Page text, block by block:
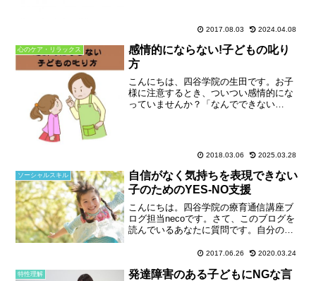
2017.08.03 2024.04.08
心のケア・リラックス
感情的にならない!子どもの叱り
方
こんにちは、四谷学院の生田です。お子
様に注意するとき、ついつい感情的にな
っていませんか？「なんでできない
2018.03.06 2025.03.28
ソーシャルスキル
自信がなく気持ちを表現できない
子のためのYES-NO支援
こんにちは。四谷学院の療育通信講座ブ
ログ担当necoです。さて、このブログを
読んでいるあなたに質問です。自分の内
んか。あなた自身も苦手かもしれません
っしゃるかもしれませ...
2017.06.26 2020.03.24
特性理解
発達障害のある子どもにNGな言